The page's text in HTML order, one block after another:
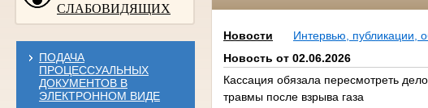
СЛАБОВИДЯЩИХ
ПОДАЧА
ПРОЦЕССУАЛЬНЫХ
ДОКУМЕНТОВ В
ЭЛЕКТРОННОМ ВИДЕ
Новости Интервью, публикации,
Новость от 02.06.2026
Кассация обязала пересмотреть
травмы после взрыва газа